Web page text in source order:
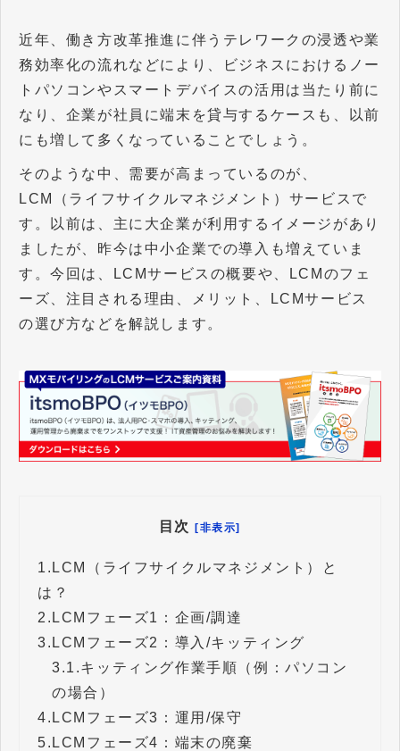
近年、働き方改革推進に伴うテレワークの浸透や業
務効率化の流れなどにより、ビジネスにおけるノー
トパソコンやスマートデバイスの活用は当たり前に
なり、企業が社員に端末を貸与するケースも、以前
にも増して多くなっていることでしょう。
そのような中、需要が高まっているのが、
LCM（ライフサイクルマネジメント）サービスで
す。以前は、主に大企業が利用するイメージがあり
ましたが、昨今は中小企業での導入も増えていま
す。今回は、LCMサービスの概要や、LCMのフェ
ーズ、注目される理由、メリット、LCMサービス
の選び方などを解説します。
目次 [非表示]
1. LCM（ライフサイクルマネジメント）と
は？
2. LCMフェーズ1：企画/調達
3. LCMフェーズ2：導入/キッティング
3.1.キッティング作業手順（例：パソコン
の場合）
4. LCMフェーズ3：運用/保守
5. LCMフェーズ4：端末の廃棄